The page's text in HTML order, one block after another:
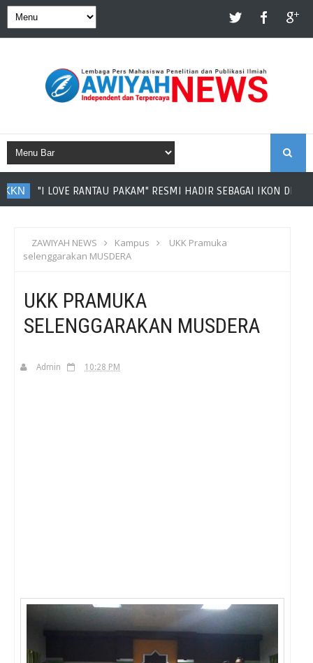
LOVE RANTAU PAKAM" RESMI HADIR SEBAGAI IKON DESA RANTAU
ZAWIYAH NEWS Kampus
UKK Pramuka
selenggarakan MUSDERA
UKK PRAMUKA
SELENGGARAKAN MUSDERA
Admin 10:28 PM